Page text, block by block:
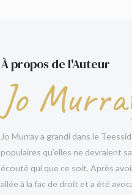
« Totalement
TM Logan,
« Je prédis que
morales autour du
À propos de l'Auteur
Jo
Jo Murray a grandi dans le
populaires qu’elles ne devraient
écouté qui que ce soit. Après
allée à la fac de droit et a été